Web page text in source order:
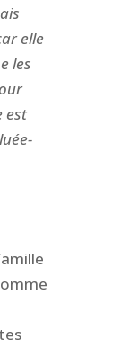
elle
les
est